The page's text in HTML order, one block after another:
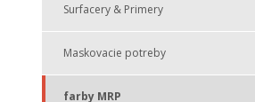
Surfacery & Primery
Maskovacie potreby
farby MRP